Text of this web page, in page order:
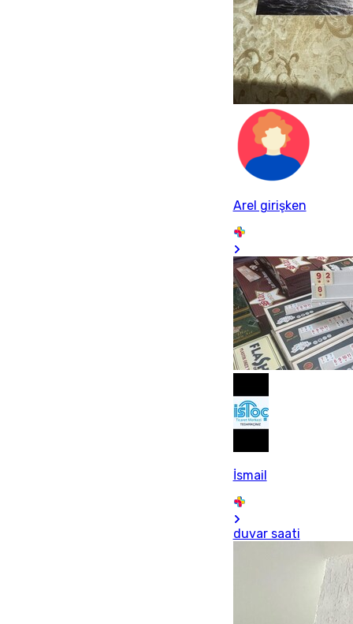
Arel girişken
İsmail
duvar saati